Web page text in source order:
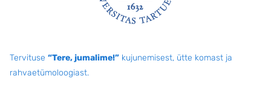
Tervituse “Tere, jumalime!” kujunemisest, ütte komast ja
rahvaetümoloogiast.